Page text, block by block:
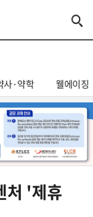
사·약학 웰에이징
처 '제휴